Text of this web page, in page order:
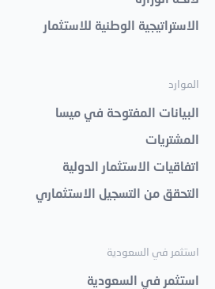
الاستراتيجية الوطنية للاستثمار
الموارد
البيانات المفتوحة في ميسا
المشتريات
اتفاقيات الاستثمار الدولية
التحقق من التسجيل الاستثماري
استثمر في السعودية
استثمر في السعودية